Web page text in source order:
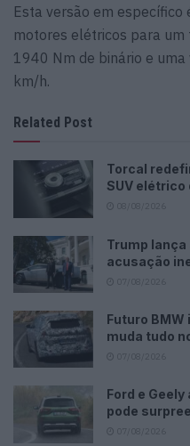
Esta versão em específico
motores elétricos para
1940 Nm de binário e
km/h.
Related Post
Torcal
SUV elétrico
Trump
acusação
Futuro BMW
muda tudo
Ford e
pode